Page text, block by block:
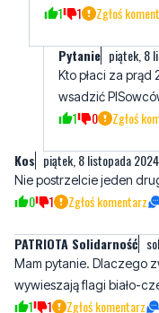
Kto płaci za prąd
1 0 Zgłoś
piątek, 8 listopada
Nie postrzelcie jeden
PATRIOTA Solidarność
Mam pytanie. Dlaczego
1 1 Zgłoś komentarz
sobota, 9 listopada
Skąd wiesz, że